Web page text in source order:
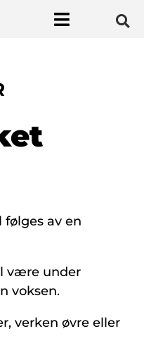
følges av en
være under
voksen.
verken øvre eller